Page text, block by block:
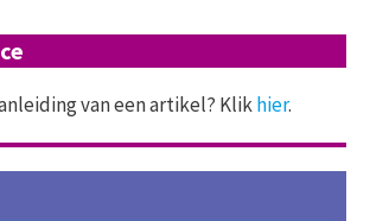
van een artikel? Klikhier.